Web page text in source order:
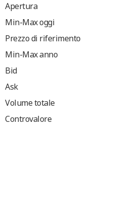
Apertura
Min-Max oggi
Prezzo di riferimento
Min-Max anno
Bid
Ask
Volume totale
Controvalore